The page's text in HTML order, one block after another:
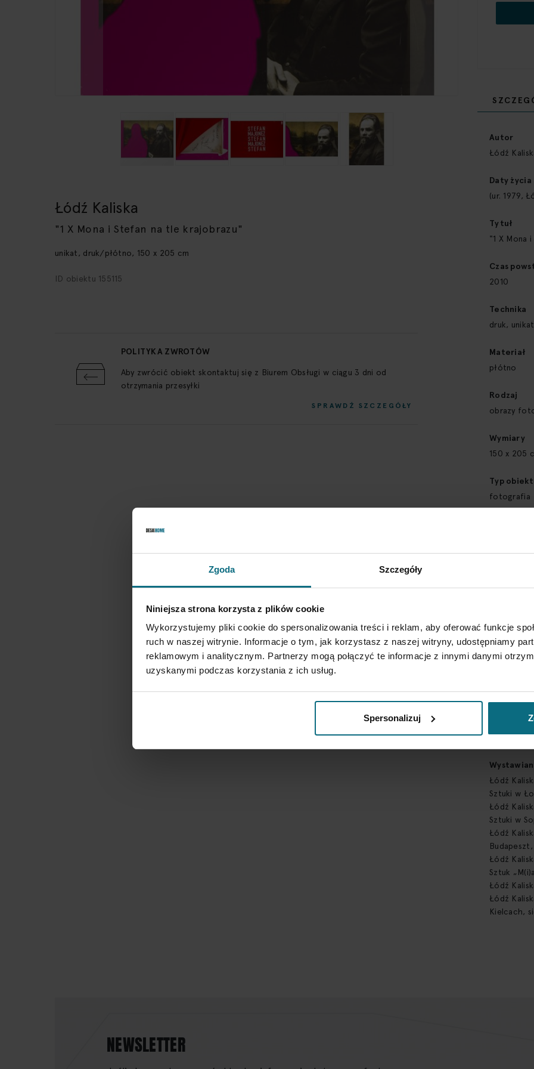
Zgoda Szczegóły
Niniejsza strona korzysta z plików cookie
Wykorzystujemy pliki cookie do spersonalizowania treści i reklam, aby oferować funkcje
ruch w naszej witrynie. Informacje o tym, jak korzystasz z naszej witryny, udostępniamy
reklamowym i analitycznym. Partnerzy mogą połączyć te informacje z innymi danymi
uzyskanymi podczas korzystania z ich usług.
Spersonalizuj
galerii
Łódź Kaliska
"1 X Mona i Stefan na tle krajobrazu"
unikat, druk/płótno, 150 x 205 cm
ID obiektu 155115
POLITYKA ZWROTÓW
Aby zwrócić obiekt skontaktuj się z Biurem Obsługi w ciągu 3 dni od
otrzymania przesyłki
SPRAWDŹ SZCZEGÓŁY
informacji
Autor
Łódź
Daty
(ur. 1979,
Tytuł
"1 X Mona
Czas
2010
Technika
druk, unikat
Materiał
płótno
Rodzaj
obrazy
Wymiary
150 x 205
Typ
fotografia
ed. 1/1
Literatura
Ewa
227 (il.)
Wymaga
Nie
Łódź
Sztuki w
Łódź
Sztuki w
Łódź
Łódź
Sztuk
Łódź
Łódź
Kielcach,
NEWSLETTER